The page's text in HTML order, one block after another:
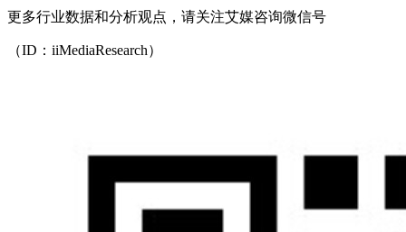
更多行业数据和分析观点，请关注艾媒咨询微信号
（ID：iiMediaResearch）